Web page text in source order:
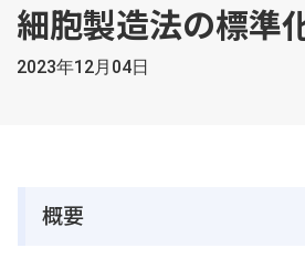
細胞製造法の標準
2023年12月04日
概要